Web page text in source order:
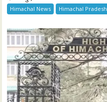
Himachal News Himachal Pradesh